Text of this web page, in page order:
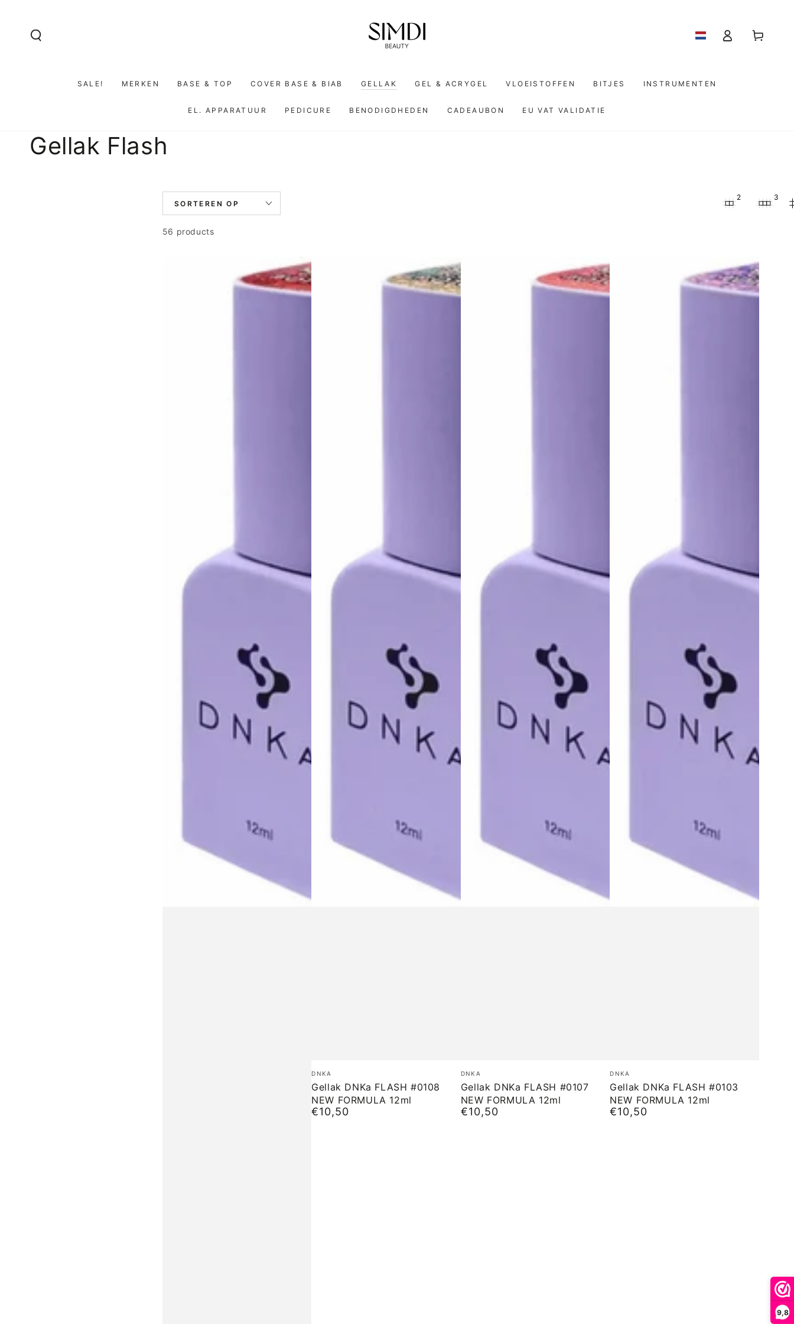
9,8
SALE! MERKEN BASE & TOP COVER BASE & BIAB GELLAK GEL & ACRYGEL VLOEISTOFFEN BITJES INSTRUMENTEN
EL. APPARATUUR PEDICURE BENODIGDHEDEN CADEAUBON EU VAT VALIDATIE
Log
in
Winkelwagen
Collectie:
Gellak Flash
SORTEREN OP
2 3
56 products
Gellak
DNKa
FLASH
#0108
Merk:
DNKA
Gellak DNKa FLASH #0108
NEW FORMULA 12ml
Normale
€10,50
Gellak
DNKa
FLASH
#0107
Merk:
DNKA
Gellak DNKa FLASH #0107
NEW FORMULA 12ml
Normale
€10,50
Gellak
DNKa
FLASH
#0103
Merk:
DNKA
Gellak DNKa FLASH #0103
NEW FORMULA 12ml
Normale
€10,50